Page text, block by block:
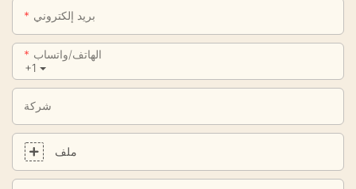
بريد إلكتروني
+1
الهاتف/واتساب
شركة
ملف